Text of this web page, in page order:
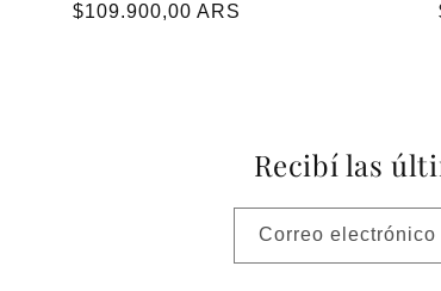
Precio
$109.900,00 ARS
Recibí las
Correo electrónico